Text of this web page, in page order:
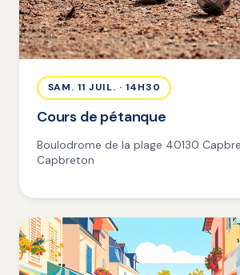
SAM. 11 JUIL. · 14H30
Cours de pétanque
Boulodrome de la plage 40130
Capbreton